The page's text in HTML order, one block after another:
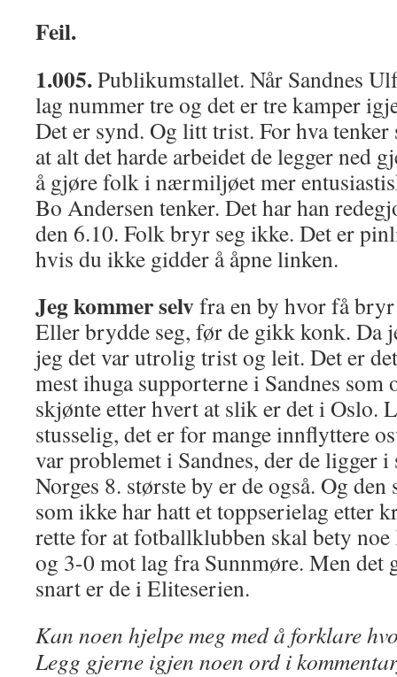
Feil.
1.005.Publikumstallet. Når Sandnes
lag nummer tre og det er tre kamper
Det er synd. Og litt trist. For hva
at alt det harde arbeidet de legger ned
å gjøre folk i nærmiljøet mer
Bo Andersen tenker. Det har han
den 6.10. Folk bryr seg ikke. Det er
hvis du ikke gidder å åpne linken.
Jeg kommer selvfra en by hvor få
Eller brydde seg, før de gikk konk. Da
jeg det var utrolig trist og leit. Det er
mest ihuga supporterne i Sandnes som
skjønte etter hvert at slik er det i Oslo.
stusselig, det er for mange innflyttere
var problemet i Sandnes, der de ligger i
Norges 8. største by er de også. Og
som ikke har hatt et toppserielag etter
rette for at fotballklubben skal bety
og 3-0 mot lag fra Sunnmøre. Men det
snart er de i Eliteserien.
Kan noen hjelpe meg med å forklare
Legg gjerne igjen noen ord i